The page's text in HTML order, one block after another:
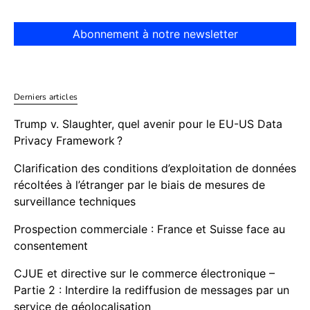
Abonnement à notre newsletter
Derniers articles
Trump v. Slaughter, quel avenir pour le EU-US Data
Privacy Framework ?
Clarification des conditions d’exploitation de données
récoltées à l’étranger par le biais de mesures de
surveillance techniques
Prospection commerciale : France et Suisse face au
consentement
CJUE et directive sur le commerce électronique –
Partie 2 : Interdire la rediffusion de messages par un
service de géolocalisation